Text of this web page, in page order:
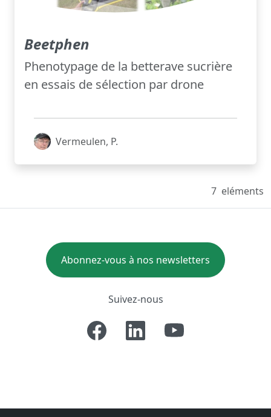
Beetphen
Phenotypage de la betterave sucrière
en essais de sélection par drone
Vermeulen, P.
7 eléments
Abonnez-vous à nos newsletters
Suivez-nous